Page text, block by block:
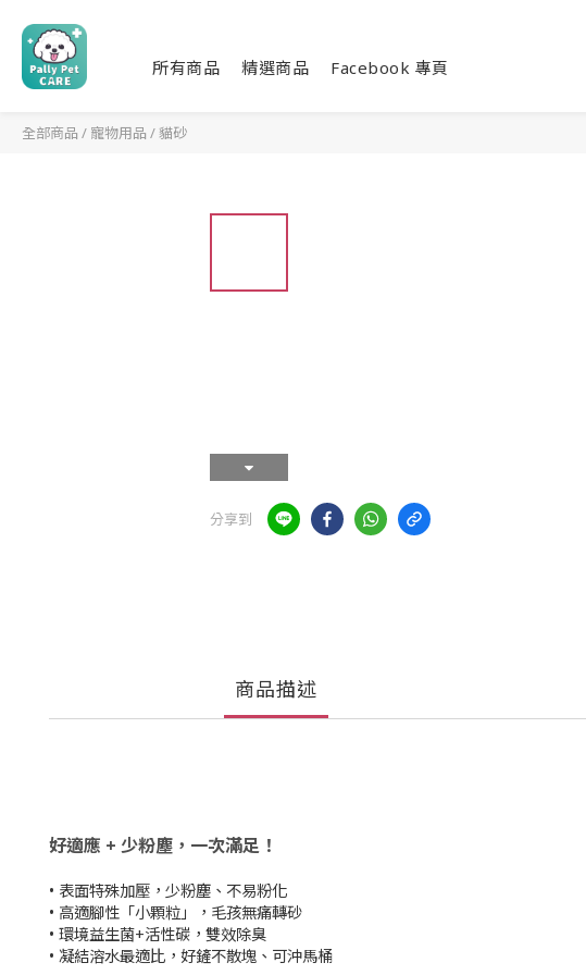
所有商品 精選商品 Facebook 專頁
全部商品 / 寵物用品 /貓砂
分享到
商品描述
好適應 + 少粉塵，一次滿足！
• 表面特殊加壓，少粉塵、不易粉化
• 高適腳性「小顆粒」，毛孩無痛轉砂
• 環境益生菌+活性碳，雙效除臭
• 凝結溶水最適比，好鏟不散塊、可沖馬桶